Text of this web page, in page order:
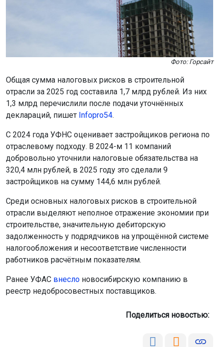
Фото: Горсайт
Общая сумма налоговых рисков в строительной
отрасли за 2025 год составила 1,7 млрд рублей. Из них
1,3 млрд перечислили после подачи уточнённых
деклараций, пишет Infopro54.
С 2024 года УФНС оценивает застройщиков региона по
отраслевому подходу. В 2024-м 11 компаний
добровольно уточнили налоговые обязательства на
320,4 млн рублей, в 2025 году это сделали 9
застройщиков на сумму 144,6 млн рублей.
Среди основных налоговых рисков в строительной
отрасли выделяют неполное отражение экономии при
строительстве, значительную дебиторскую
задолженность у подрядчиков на упрощённой системе
налогообложения и несоответствие численности
работников расчётным показателям.
Ранее УФАС внесло новосибирскую компанию в
реестр недобросовестных поставщиков.
Поделиться новостью: